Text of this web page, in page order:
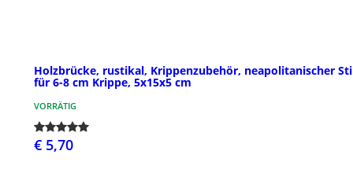
Holzbrücke, rustikal, Krippenzubehör, neapolitanischer
für 6-8 cm Krippe, 5x15x5 cm
VORRÄTIG
€ 5,70